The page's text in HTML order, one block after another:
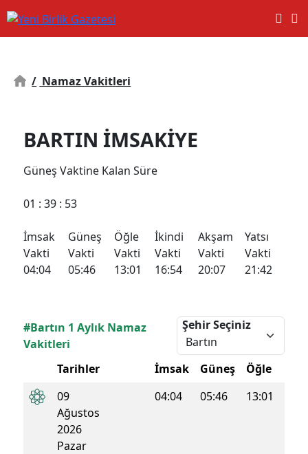
/ Namaz Vakitleri
BARTIN İMSAKİYE
Güneş Vaktine Kalan Süre
01 : 39 : 53
İmsak
Vakti
04:04
Güneş
Vakti
05:46
Öğle
Vakti
13:01
İkindi
Vakti
16:54
Akşam
Vakti
20:07
Yatsı
Vakti
21:42
#Bartın 1 Aylık Namaz
Vakitleri
Şehir Seçiniz
Tarihler İmsak Güneş Öğle
09
Ağustos
2026
Pazar
04:04 05:46 13:01